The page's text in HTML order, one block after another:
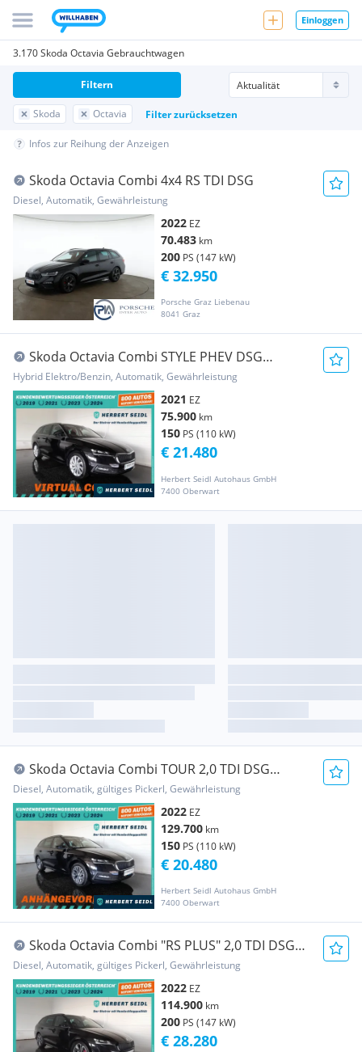
Einloggen
3.170 Skoda Octavia Gebrauchtwagen
Skoda Octavia Filter zurücksetzen
Filtern
Infos zur Reihung der Anzeigen
Skoda Octavia Combi 4x4 RS TDI DSG
Diesel, Automatik, Gewährleistung
2022 EZ
70.483 km
200 PS (147 kW)
Porsche Graz Liebenau
8041 Graz
€ 32.950
Skoda Octavia Combi STYLE PHEV DSG
*MATRIX-LED / 18 Z...
Hybrid Elektro/Benzin, Automatik, Gewährleistung
2021 EZ
75.900 km
150 PS (110 kW)
Herbert Seidl Autohaus GmbH
7400 Oberwart
€ 21.480
Skoda Octavia Combi TOUR 2,0 TDI DSG
*MATRIX-LED / 17...
Diesel, Automatik, gültiges Pickerl, Gewährleistung
2022 EZ
129.700 km
150 PS (110 kW)
Herbert Seidl Autohaus GmbH
7400 Oberwart
€ 20.480
Skoda Octavia Combi "RS PLUS" 2,0 TDI DSG
*19 ZOLL / ...
Diesel, Automatik, gültiges Pickerl, Gewährleistung
2022 EZ
114.900 km
200 PS (147 kW)
€ 28.280